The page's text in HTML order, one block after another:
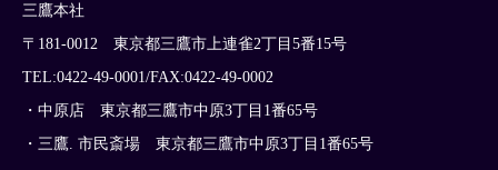
三鷹本社
〒181-0012 東京都三鷹市上連雀2丁目5番15号
TEL:0422-49-0001/FAX:0422-49-0002
・中原店 東京都三鷹市中原3丁目1番65号
・三鷹. 市民斎場 東京都三鷹市中原3丁目1番65号